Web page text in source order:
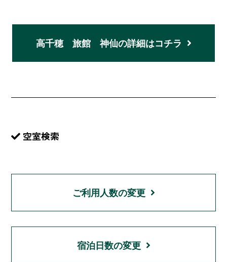
高千穂 旅館 神仙の詳細はコチラ
空室検索
ご利用人数の変更
宿泊日数の変更